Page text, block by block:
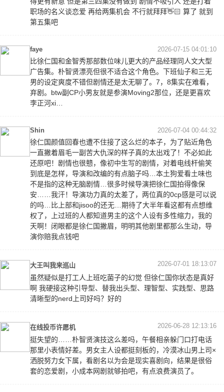
职场的名义谈恋爱 再给两集机会 不行就拜拜👋🏻 算了 就到
第五集吧
faye 2026-07-15 04:01:10
比徐仁国和金智秀那部数位味儿更大的产品经理同人文大型
广告集。朴智贤漂亮但很不适合这个角色。下班仙子和三无
男的设定爽度不错但剧情还是太无聊了。7，8集实在难看，
弃剧。btw副CP小男友就是参演Moving2那位，还是更喜欢
李正河xi…
Shin 2026-07-04 00:44:32
徐仁国颜值回春也遭不住接了这么烂的本子，为了贴近角色
一直撇着眉毛一副苦大仇深的样子真的太出戏了！不必如此
还原吧！剧情也很戆，像初中生写的剧情，对着电线杆偷笑
到底是怎样，导演和改编的有点脑子吗…本土狗爱看土味也
不是指的这种无脑剧情…很多时候导演把徐仁国拍得像保
安……我汗！导演功力真的太差了，两位真的0cp感是可以说
的吗…比上部和jisoo的还无…期待了大半年看这都有点想维
权了，上过班的人都知道男主的这个人设有多性缩力，我的
天啊！闭眼都是徐仁国撇眉，明明其他剧里都那么生动，导
演你赔我点钱吧
大王叫我来巡山 2026-07-01 18:13:07
虽然疑似是打工人上班吃菌子的幻觉 但徐仁国你状态是真好
啊 我硬接这种引导型、替我出头型、理智型、实践型、思路
清晰型的nerd上司好吗？好的
在线投币许愿机 2026-06-28 12:13:16
挺失望的……朴智贤演技这么差吗，午餐相亲躲门口打电话
那里小表情好差。男女主人设都挺刻板的，冷漠冰山男上司×
洒脱努力女下属，看剧名以为会是现实喜剧向，结果是很俗
套的恋爱剧，小成本网剧就够拍吧，有点浪费演员了。